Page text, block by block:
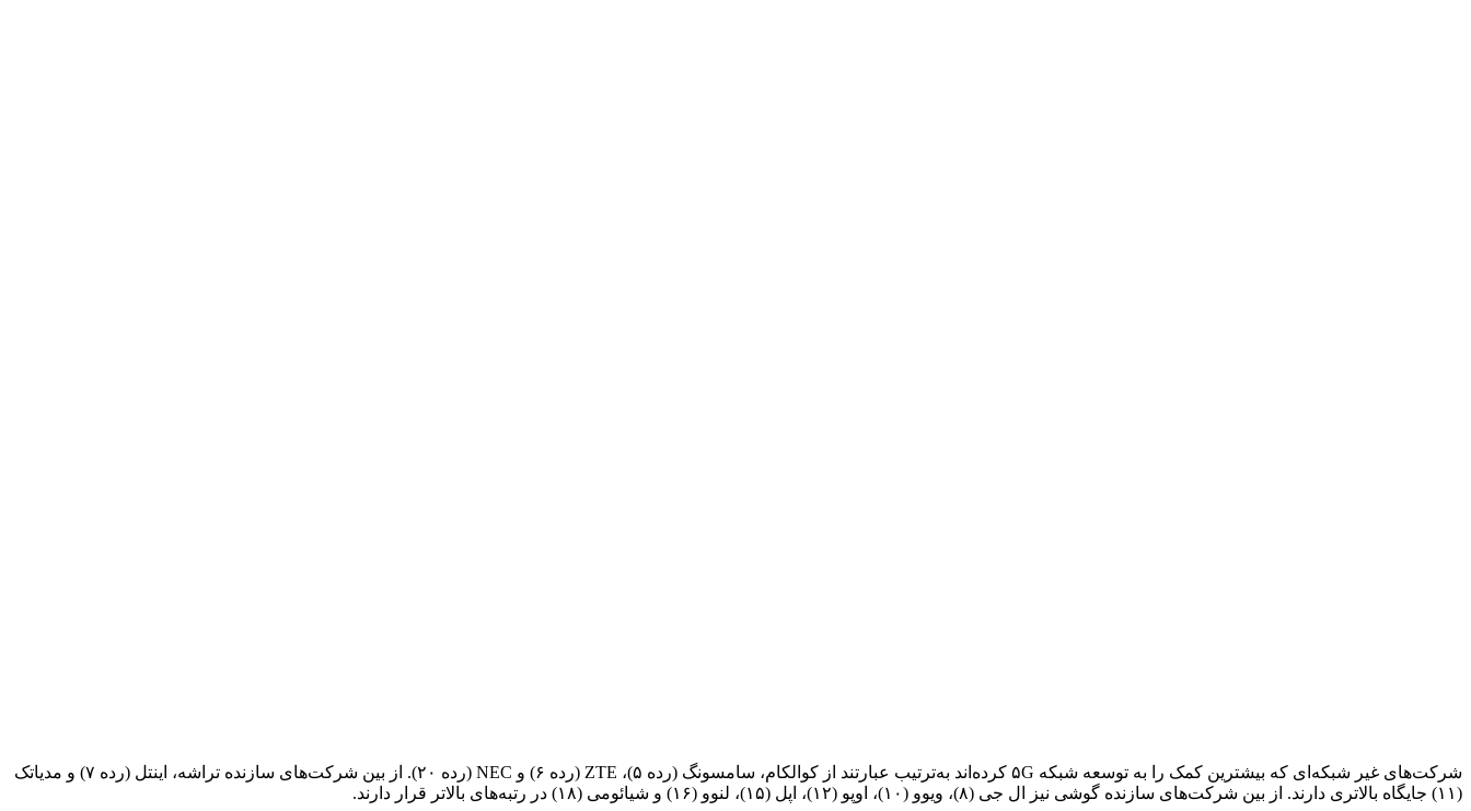
شرکت‌های غیر شبکه‌ای که بیشترین کمک را به توسعه شبکه ۵G کرده‌اند به‌ترتیب عبارتند از کوالکام، سامسونگ (رده ۵)، ZTE (رده ۶) و NEC (رده ۲۰). از بین شرکت‌های سازنده تراشه، اینتل (رده ۷) و مدیاتک
(۱۱) جایگاه بالاتری دارند. از بین شرکت‌های سازنده گوشی نیز ال جی (۸)، ویوو (۱۰)، اوپو (۱۲)، اپل (۱۵)، لنوو (۱۶) و شیائومی (۱۸) در رتبه‌های بالاتر قرار دارند.